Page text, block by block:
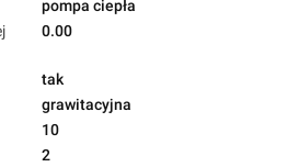
pompa ciepła
0.00
tak
grawitacyjna
10
2